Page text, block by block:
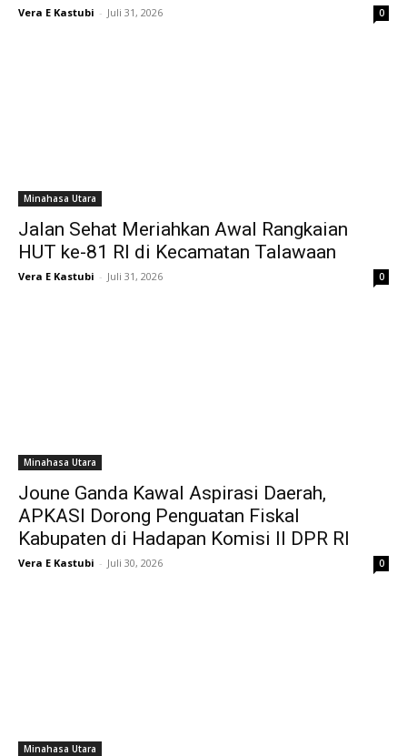
Vera E Kastubi - Juli 31, 2026 0
Minahasa Utara
Jalan Sehat Meriahkan Awal Rangkaian
HUT ke-81 RI di Kecamatan Talawaan
Vera E Kastubi - Juli 31, 2026 0
Minahasa Utara
Joune Ganda Kawal Aspirasi Daerah,
APKASI Dorong Penguatan Fiskal
Kabupaten di Hadapan Komisi II DPR RI
Vera E Kastubi - Juli 30, 2026 0
Minahasa Utara